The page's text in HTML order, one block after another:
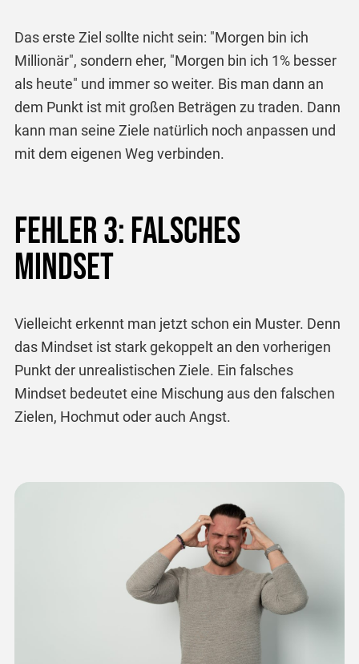
Das erste Ziel sollte nicht sein: "Morgen bin ich
Millionär", sondern eher, "Morgen bin ich 1% besser
als heute" und immer so weiter. Bis man dann an
dem Punkt ist mit großen Beträgen zu traden. Dann
kann man seine Ziele natürlich noch anpassen und
mit dem eigenen Weg verbinden.
Fehler 3: Falsches
Mindset
Vielleicht erkennt man jetzt schon ein Muster. Denn
das Mindset ist stark gekoppelt an den vorherigen
Punkt der unrealistischen Ziele. Ein falsches
Mindset bedeutet eine Mischung aus den falschen
Zielen, Hochmut oder auch Angst.